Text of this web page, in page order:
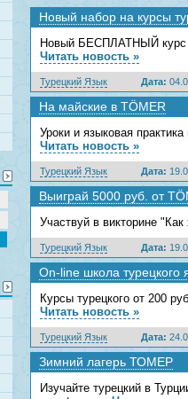
Новый набор на курсы
Новый БЕСПЛАТНЫЙ курс
Читать новость »
Турецкий Язык Дата:
На майские в TÖMER
Уроки и языковая
Читать новость »
Турецкий Язык Дата:
Выиграй 5000 руб. от
Участвуй в викторине
Турецкий Язык Дата:
On-line школа турецкого
Курсы турецкого от 200
Читать новость »
Турецкий Язык Дата:
Зимний лагерь ТОМЕР
Изучайте турецкий в